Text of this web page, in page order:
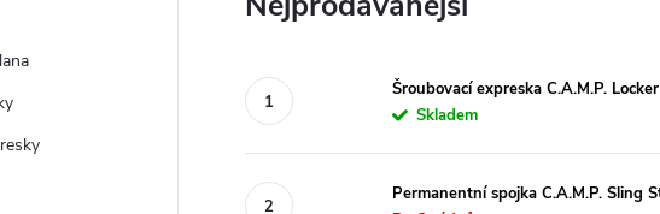
Šroubovací expreska C.A.M.P.
Skladem
Permanentní spojka C.A.M.P. Sling